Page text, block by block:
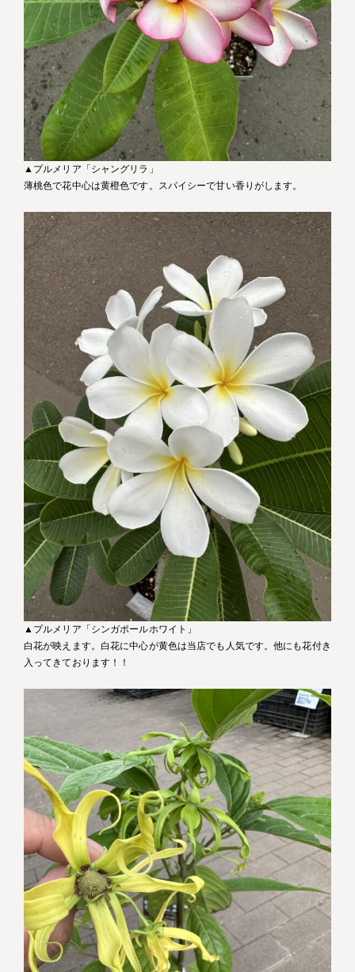
▲プルメリア「シャングリラ」
薄桃色で花中心は黄橙色です。スパイシーで甘い香りがします。
▲プルメリア「シンガポールホワイト」
白花が映えます。白花に中心が黄色は当店でも人気です。他にも花付き
入ってきております！！